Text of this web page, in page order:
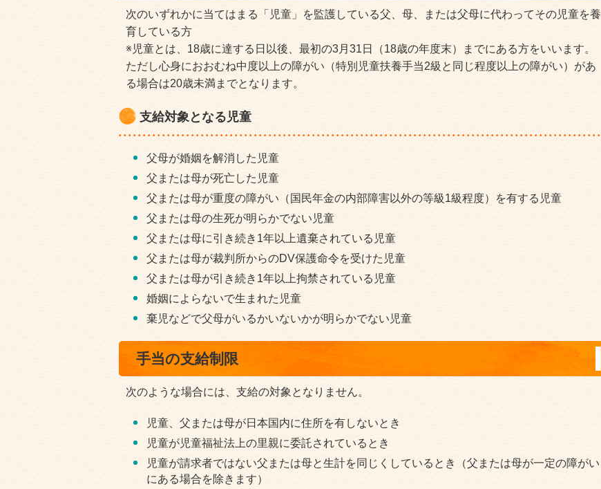
次のいずれかに当てはまる「児童」を監護している父、母、または父母に代わってその児童を養
育している方
※児童とは、18歳に達する日以後、最初の3月31日（18歳の年度末）までにある方をいいます。
ただし心身におおむね中度以上の障がい（特別児童扶養手当2級と同じ程度以上の障がい）があ
る場合は20歳未満までとなります。
支給対象となる児童
父母が婚姻を解消した児童
父または母が死亡した児童
父または母が重度の障がい（国民年金の内部障害以外の等級1級程度）を有する児童
父または母の生死が明らかでない児童
父または母に引き続き1年以上遺棄されている児童
父または母が裁判所からのDV保護命令を受けた児童
父または母が引き続き1年以上拘禁されている児童
婚姻によらないで生まれた児童
棄児などで父母がいるかいないかが明らかでない児童
手当の支給制限
次のような場合には、支給の対象となりません。
児童、父または母が日本国内に住所を有しないとき
児童が児童福祉法上の里親に委託されているとき
児童が請求者ではない父または母と生計を同じくしているとき（父または母が一定の障がい
にある場合を除きます）